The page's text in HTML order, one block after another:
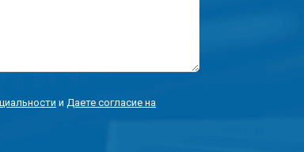
и Даете согласие на